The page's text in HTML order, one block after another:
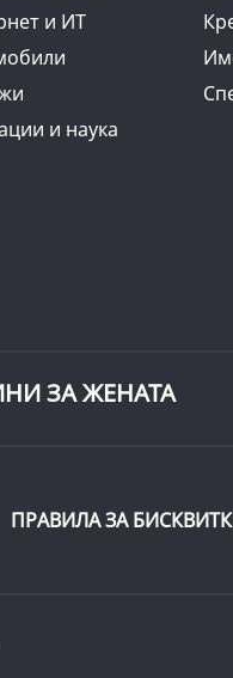
и ИТ
и наука
ЗА ЖЕНАТА
ПРАВИЛА ЗА